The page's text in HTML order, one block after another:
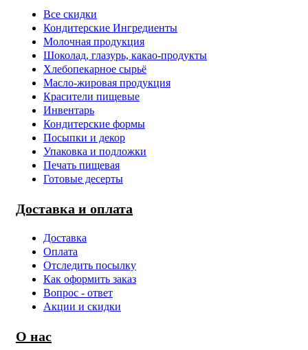
Все скидки
Кондитерские Ингредиенты
Молочная продукция
Шоколад, глазурь, какао-продукты
Хлебопекарное сырьё
Масло-жировая продукция
Красители пищевые
Инвентарь
Кондитерские формы
Посыпки и декор
Упаковка и подложки
Печать пищевая
Готовые десерты
Доставка и оплата
Доставка
Оплата
Отследить посылку
Как оформить заказ
Вопрос - ответ
Акции и скидки
О нас